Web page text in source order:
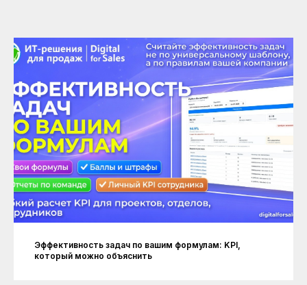
Эффективность задач по вашим формулам: KPI,
который можно объяснить